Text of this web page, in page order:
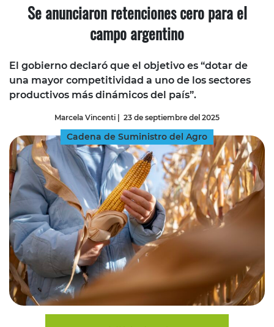
Se anunciaron retenciones cero para el
campo argentino
El gobierno declaró que el objetivo es “dotar de
una mayor competitividad a uno de los sectores
productivos más dinámicos del país”.
Marcela Vincenti | 23 de septiembre del 2025
Cadena de Suministro del Agro